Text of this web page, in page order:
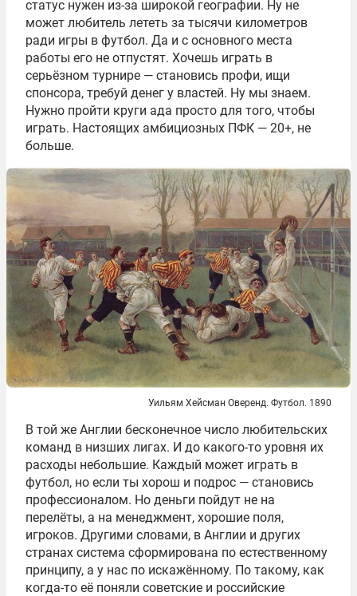
статус нужен из-за широкой географии. Ну не
может любитель лететь за тысячи километров
ради игры в футбол. Да и с основного места
работы его не отпустят. Хочешь играть в
серьёзном турнире — становись профи, ищи
спонсора, требуй денег у властей. Ну мы знаем.
Нужно пройти круги ада просто для того, чтобы
играть. Настоящих амбициозных ПФК — 20+, не
больше.
Уильям Хейсман Оверенд. Футбол. 1890
В той же Англии бесконечное число любительских
команд в низших лигах. И до какого-то уровня их
расходы небольшие. Каждый может играть в
футбол, но если ты хорош и подрос — становись
профессионалом. Но деньги пойдут не на
перелёты, а на менеджмент, хорошие поля,
игроков. Другими словами, в Англии и других
странах система сформирована по естественному
принципу, а у нас по искажённому. По такому, как
когда-то её поняли советские и российские